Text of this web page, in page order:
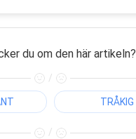
du om den här artikeln?
/
TRÅKIG
/